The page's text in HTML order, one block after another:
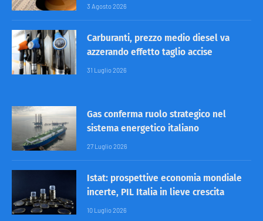
3 Agosto 2026
Carburanti, prezzo medio diesel va
azzerando effetto taglio accise
31 Luglio 2026
Gas conferma ruolo strategico nel
sistema energetico italiano
27 Luglio 2026
Istat: prospettive economia mondiale
incerte, PIL Italia in lieve crescita
10 Luglio 2026